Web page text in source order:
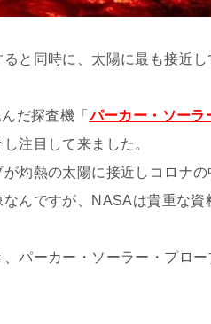
と同時に、太陽に最も接近
だ探査機「パーカー・ソーラ
注目して来ました。
灼熱の太陽に接近しコロナの
んですが、NASAは貴重な資
パーカー・ソーラー・プロ